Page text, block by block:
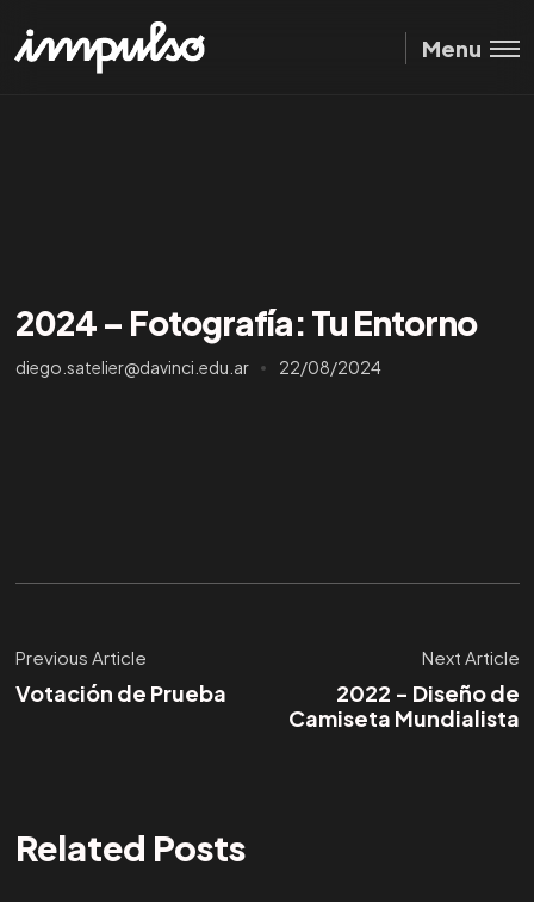
Menu
2024 – Fotografía: Tu Entorno
diego.satelier@davinci.edu.ar 22/08/2024
Previous Article
Votación de Prueba
Next Article
2022 - Diseño de
Camiseta Mundialista
Related Posts